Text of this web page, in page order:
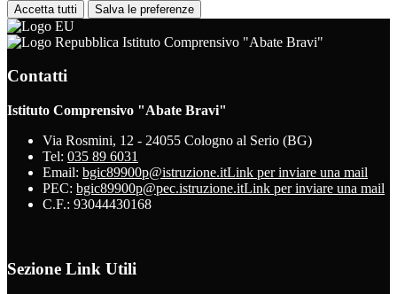
Accetta tutti Salva le preferenze
Istituto Comprensivo "Abate Bravi"
Contatti
Istituto Comprensivo "Abate Bravi"
Via Rosmini, 12 - 24055 Cologno al Serio (BG)
Tel: 035 89 6031
Email: bgic89900p@istruzione.itLink per inviare una mail
PEC: bgic89900p@pec.istruzione.itLink per inviare una mail
C.F.: 93044430168
Sezione Link Utili